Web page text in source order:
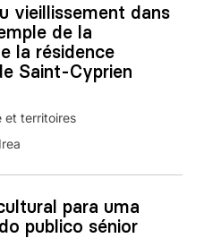
vieillissement dans
de la
la résidence
Saint-Cyprien
et territoires
para uma
publico sénior